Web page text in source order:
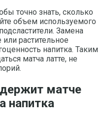
точно знать, сколько
объем используемого
Замена
растительное
напитка. Таким
матча латте, не
матче
напитка